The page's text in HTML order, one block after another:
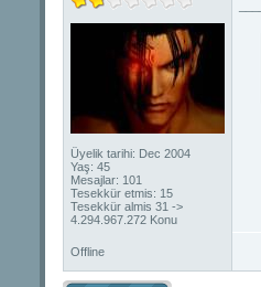
Üyelik tarihi: Dec 2004
Yaş: 45
Mesajlar: 101
Tesekkür etmis: 15
Tesekkür almis 31 ->
4.294.967.272 Konu
Offline